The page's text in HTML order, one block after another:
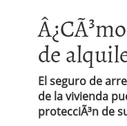
de
El seguro de
de la vivienda
protecciÃ³n de